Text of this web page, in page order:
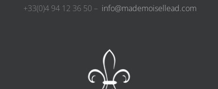
+33(0)4 94 12 36 50 – info@mademoisellead.com